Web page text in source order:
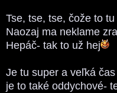
Tse, tse, tse, čože to
Naozaj ma neklame
Hepáč- tak to už hej
Je tu super a veľká
je to také oddychové-